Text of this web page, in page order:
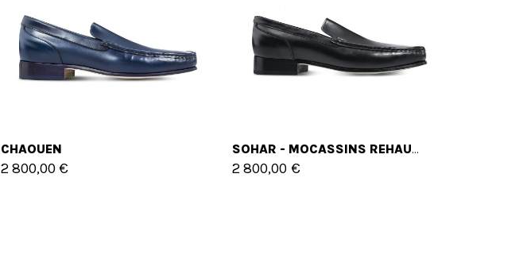
CHAOUEN
2 800,00 €
SOHAR - MOCASSINS REHAUSSANTS EN CUIR SHELL CORDOVAN JUSQU'À 6 CM EN PLUS
2 800,00 €